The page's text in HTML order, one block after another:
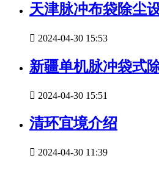
天津脉冲布袋除尘
 2024-04-30 15:53
新疆单机脉冲袋式
 2024-04-30 15:51
清环宜境介绍
 2024-04-30 11:39